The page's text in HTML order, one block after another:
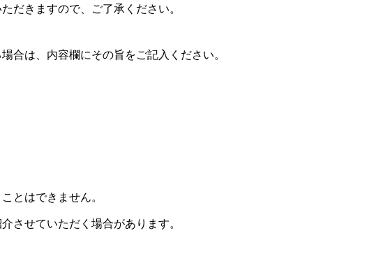
だきますので、ご了承ください。
合は、内容欄にその旨をご記入ください。
とはできません。
させていただく場合があります。